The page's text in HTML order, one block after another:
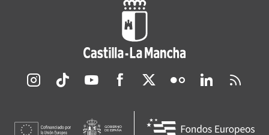
Redes sociales JCCM